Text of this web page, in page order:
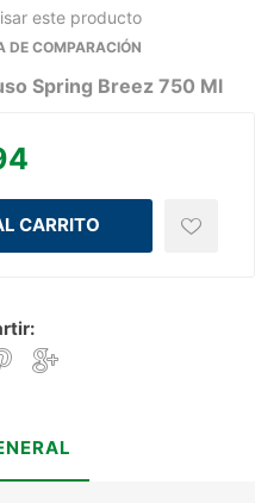
este producto
DE COMPARACIÓN
Spring Breez 750 Ml